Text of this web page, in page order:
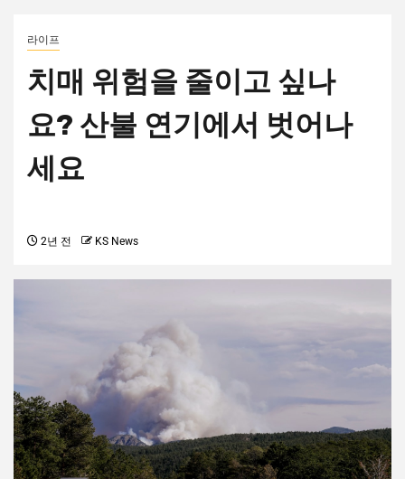
라이프
치매 위험을 줄이고 싶나
요? 산불 연기에서 벗어나
세요
2년 전 KS News